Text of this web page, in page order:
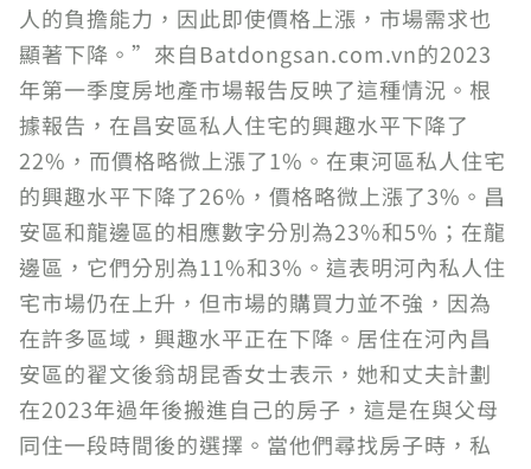
人的負擔能力，因此即使價格上漲，市場需求也
顯著下降。”來自Batdongsan.com.vn的2023
年第一季度房地產市場報告反映了這種情況。根
據報告，在昌安區私人住宅的興趣水平下降了
22%，而價格略微上漲了1%。在東河區私人住宅
的興趣水平下降了26%，價格略微上漲了3%。昌
安區和龍邊區的相應數字分別為23%和5%；在龍
邊區，它們分別為11%和3%。這表明河內私人住
宅市場仍在上升，但市場的購買力並不強，因為
在許多區域，興趣水平正在下降。居住在河內昌
安區的翟文後翁胡昆香女士表示，她和丈夫計劃
在2023年過年後搬進自己的房子，這是在與父母
同住一段時間後的選擇。當他們尋找房子時，私